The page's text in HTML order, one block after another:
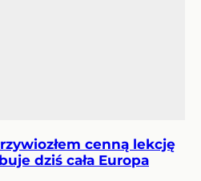
cenną lekcję
dziś cała Europa